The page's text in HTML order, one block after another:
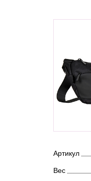
Артикул
Вес